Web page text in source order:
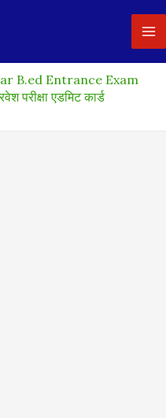
B.ed Entrance Exam
परीक्षा एडमिट कार्ड